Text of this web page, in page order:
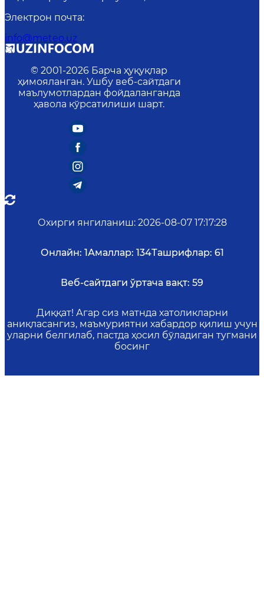
Электрон почта:
info@meteo.uz
© 2001-2026 Барча ҳуқуқлар
ҳимояланган. Ушбу веб-сайтдаги
маълумотлардан фойдаланганда
ҳавола кўрсатилиши шарт.
Охирги янгиланиш: 2026-08-07 17:17:28
Онлайн: 1Амаллар: 134Ташрифлар: 61
Веб-сайтдаги ўртача вақт: 59
Диққат! Агар сиз матнда хатоликларни
аниқласангиз, маъмуриятни хабардор қилиш учун
уларни белгилаб, пастда ҳосил бўладиган тугмани
босинг